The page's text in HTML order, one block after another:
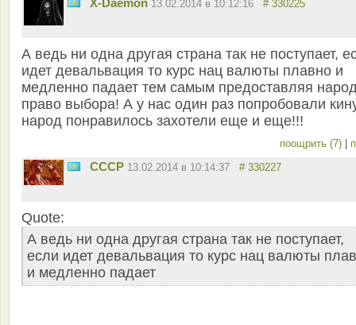
X-Daemon 13.02.2014 в 10:12:16 # 330225
А ведь ни одна другая страна так не поступает,
идет девальвация то курс нац валюты плавно и
медленно падает тем самым предоставляя
право выбора! А у нас один раз попробовали
народ понравилось захотели еще и еще!!!
поощрить (7)
СССР 13.02.2014 в 10:14:37 # 330227
Quote:
А ведь ни одна другая страна так не поступает,
если идет девальвация то курс нац валюты
и медленно падает